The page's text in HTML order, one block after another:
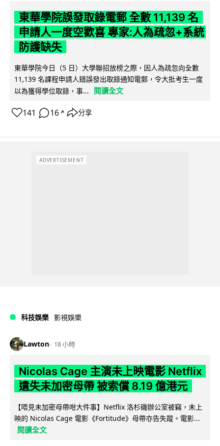
東華學院誤發取錄電郵 全數 11,139 名
申請人一度空歡喜 專家:人為疏忽+系統
防護缺失
東華學院今日（5 日）大學聯招放榜之際，因人為疏忽向全數
11,139 名課程申請人錯誤發出取錄通知電郵，令大批考生一度
以為獲得學位取錄，事...
閱讀全文
141 16 ↗ 分享
ADVERTISEMENT
科技娛樂 影視娛樂
Lawton 18 小時
Nicolas Cage 主演未上映電影 Netflix
遺失未加密母帶 被索償 8.19 億港元
【唔見未加密母帶咁大件事】Netflix 洛杉磯辦公室被竊，未上
映的 Nicolas Cage 電影《Fortitude》母帶亦告失蹤。電影...
閱讀全文